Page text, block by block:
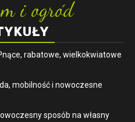
rabatowe, wielkokwiatowe
mobilność i nowoczesne
sposób na własny